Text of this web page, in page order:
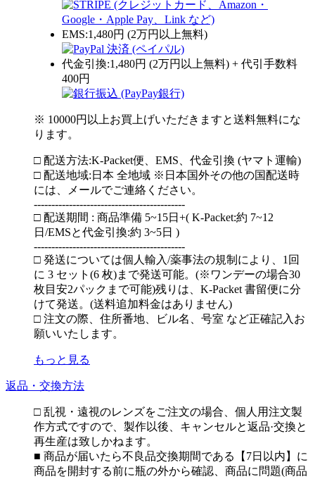
EMS:1,480円 (2万円以上無料)
代金引換:1,480円 (2万円以上無料) + 代引手数料
400円
※ 10000円以上お買上げいただきますと送料無料にな
ります。
□ 配送方法:K-Packet便、EMS、代金引換 (ヤマト運輸)
□ 配送地域:日本 全地域 ※日本国外その他の国配送時
には、メールでご連絡ください。
-------------------------------------------
□ 配送期間 : 商品準備 5~15日+( K-Packet:約 7~12
日/EMSと代金引換:約 3~5日 )
-------------------------------------------
□ 発送については個人輸入/薬事法の規制により、1回
に 3 セット(6 枚)まで発送可能。(※ワンデーの場合30
枚目安2パックまで可能)残りは、K-Packet 書留便に分
けて発送。(送料追加料金はありません)
□ 注文の際、住所番地、ビル名、号室 など正確記入お
願いいたします。
もっと見る
返品・交換方法
□ 乱視・遠視のレンズをご注文の場合、個人用注文製
作方式ですので、製作以後、キャンセルと返品·交換と
再生産は致しかねます。
■ 商品が届いたら不良品交換期間である【7日以内】に
商品を開封する前に瓶の外から確認、商品に問題(商品